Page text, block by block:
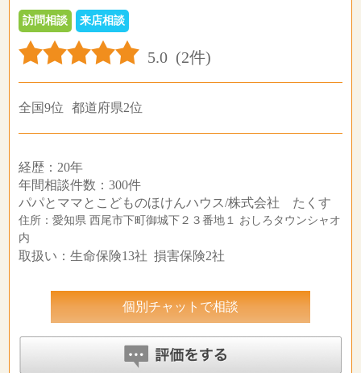
訪問相談 来店相談
5.0 (2件)
全国9位 都道府県2位
経歴：20年
年間相談件数：300件
パパとママとこどものほけんハウス/株式会社 たくす
住所：愛知県 西尾市下町御城下２３番地１ おしろタウンシャオ
内
取扱い：生命保険13社 損害保険2社
個別チャットで相談